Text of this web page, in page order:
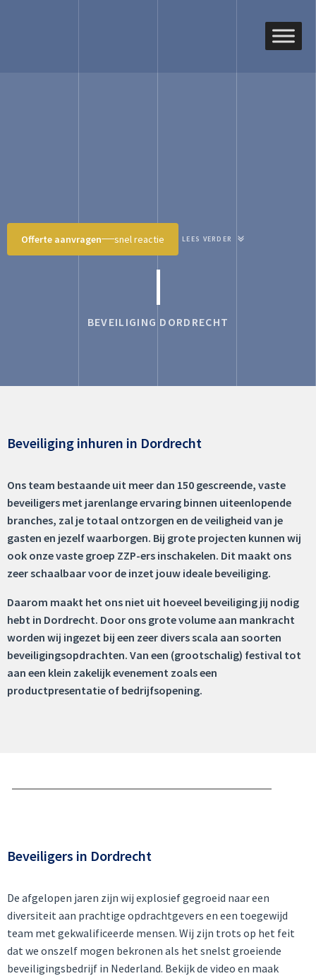
Offerte aanvragen snel reactie LEES VERDER
BEVEILIGING DORDRECHT
Beveiliging inhuren in Dordrecht
Ons team bestaande uit meer dan 150 gescreende, vaste
beveiligers met jarenlange ervaring binnen uiteenlopende
branches, zal je totaal ontzorgen en de veiligheid van je
gasten en jezelf waarborgen. Bij grote projecten kunnen wij
ook onze vaste groep ZZP-ers inschakelen. Dit maakt ons
zeer schaalbaar voor de inzet jouw ideale beveiliging.
Daarom maakt het ons niet uit hoeveel beveiliging jij nodig
hebt in Dordrecht. Door ons grote volume aan mankracht
worden wij ingezet bij een zeer divers scala aan soorten
beveiligingsopdrachten. Van een (grootschalig) festival tot
aan een klein zakelijk evenement zoals een
productpresentatie of bedrijfsopening.
Beveiligers in Dordrecht
De afgelopen jaren zijn wij explosief gegroeid naar een
diversiteit aan prachtige opdrachtgevers en een toegewijd
team met gekwalificeerde mensen. Wij zijn trots op het feit
dat we onszelf mogen bekronen als het snelst groeiende
beveiligingsbedrijf in Nederland. Bekijk de video en maak